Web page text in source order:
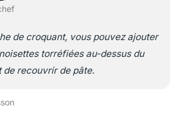
de croquant, vous pouvez ajouter
torréfiées au-dessus du
de recouvrir de pâte.